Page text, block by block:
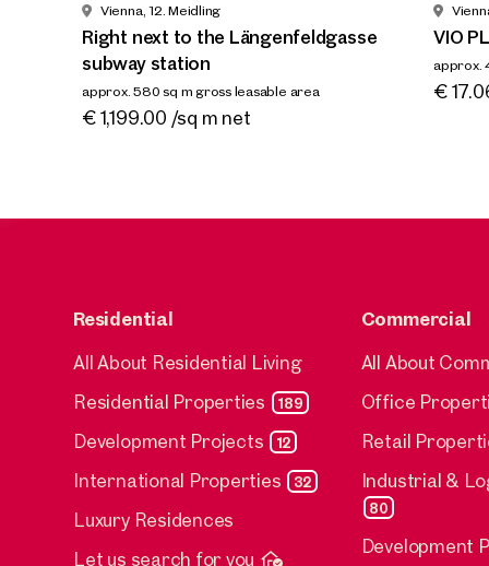
Right
approx.
€
Vienna, 12. Meidling
Right next to the Längenfeldgasse
subway station
approx. 580 sq m gross leasable area
Available By arrangement
€ 1,199.00 /sq m net
VIO
approx.
€
Residential
All About Residential Living
Residential Properties
189
Development Projects 12
International Properties 32
Luxury Residences
Let us search for you
Commercial
All About
Office
Retail
Industrial &
80
Development